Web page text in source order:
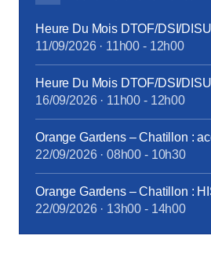
Heure Du Mois DTOF/DSI/DISU
11/09/2026· 11h00 - 12h00
Heure Du Mois DTOF/DSI/DISU
16/09/2026· 11h00 - 12h00
Orange Gardens – Chatillon :
22/09/2026· 08h00 - 10h30
Orange Gardens – Chatillon :
22/09/2026· 13h00 - 14h00